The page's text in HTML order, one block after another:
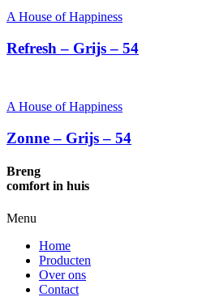
A House of Happiness
Refresh – Grijs – 54
A House of Happiness
Zonne – Grijs – 54
Breng
comfort in huis
Menu
Home
Producten
Over ons
Contact